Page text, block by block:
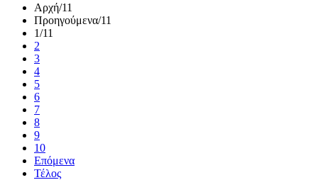
Αρχή/11
Προηγούμενα/11
1/11
2
3
4
5
6
7
8
9
10
Επόμενα
Τέλος